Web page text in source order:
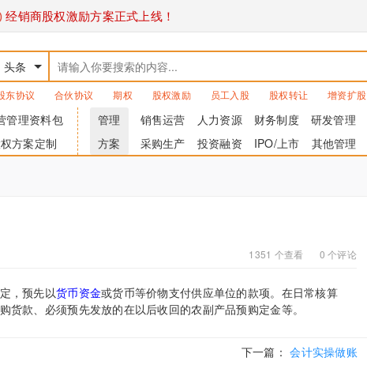
经销商股权激励方案正式上线！
头条
东协议 合伙协议 期权 股权激励 员工入股 股权转让 增资扩股
管理资料包
方案定制
管理
方案
销售运营 人力资源 财务制度
研发管理
采购生产
投资融资 IPO/上市 其他管理
0 个评论
1351 个查看
，预先以货币资金或货币等价物支付供应单位的款项。在日常核算
款、必须预先发放的在以后收回的农副产品预购定金等。
下一篇： 会计实操做账